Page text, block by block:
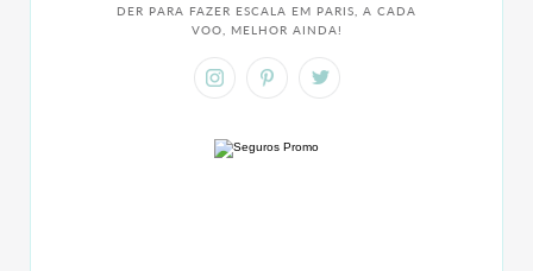
DER PARA FAZER ESCALA EM PARIS, A CADA
VOO, MELHOR AINDA!